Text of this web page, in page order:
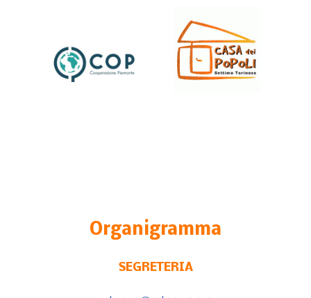
Organigramma
SEGRETERIA